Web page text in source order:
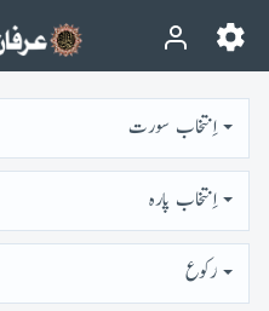
اِنتخاب سورت
اِنتخاب پارہ
رُكوع